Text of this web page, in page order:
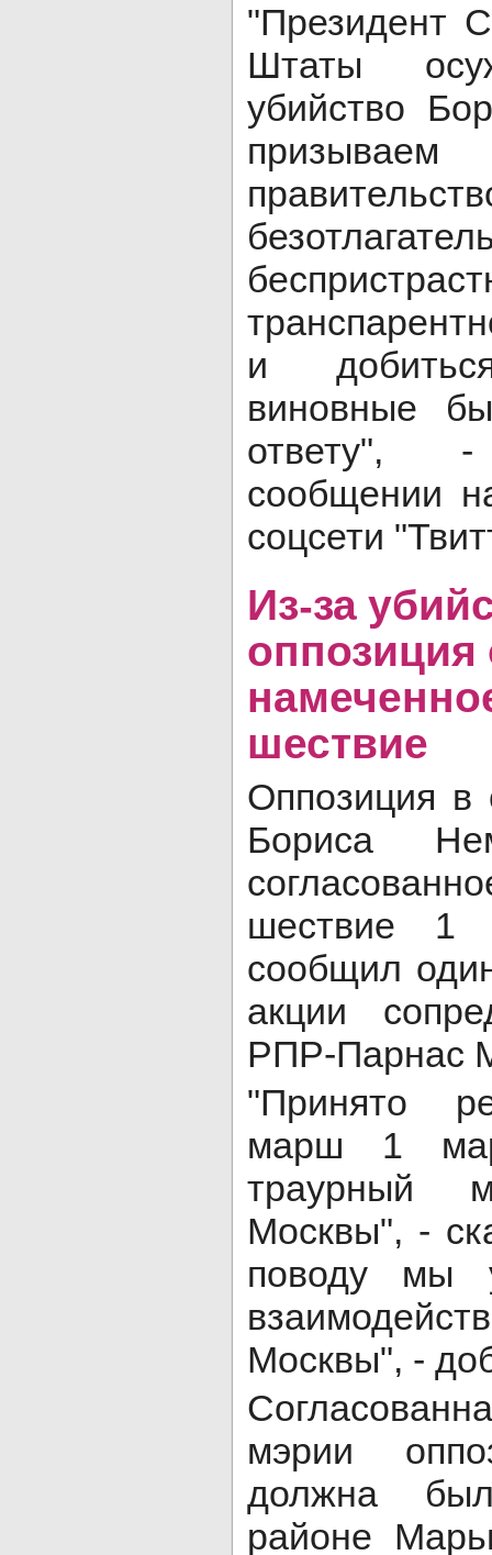
"Президент
Штаты
убийство
и
виновные
ответу",
сообщении
соцсети
Из-за
шествие
Оппозиция в
Бориса
шествие 1
сообщил
акции
РПР-Парнас
"Принято
марш 1
траурный
Москвы", -
поводу мы
Москвы", -
мэрии
должна
районе